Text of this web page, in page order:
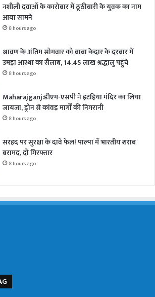
नशीली दवाओं के कारोबार में ठूठीबारी के युवक का नाम
आया सामने
8 hours ago
श्रावण के अंतिम सोमवार को बाबा केदार के दरबार में
उमड़ा आस्था का सैलाब, 14.45 लाख श्रद्धालु पहुंचे
8 hours ago
Maharajganj:डीएम-एसपी ने इटहिया मंदिर का लिया
जायजा, ड्रोन से कांवड़ मार्गों की निगरानी
8 hours ago
सरहद पर सुरक्षा के दावे फेल! पाल्पा में भारतीय शराब
बरामद, दो गिरफ्तार
8 hours ago